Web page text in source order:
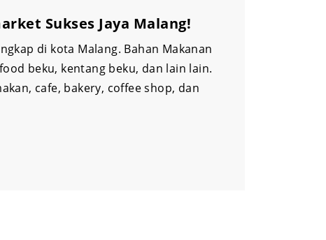
Sukses Jaya Malang!
di kota Malang. Bahan Makanan
beku, kentang beku, dan lain lain.
cafe, bakery, coffee shop, dan